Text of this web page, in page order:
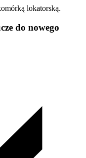
lokatorską.
do nowego